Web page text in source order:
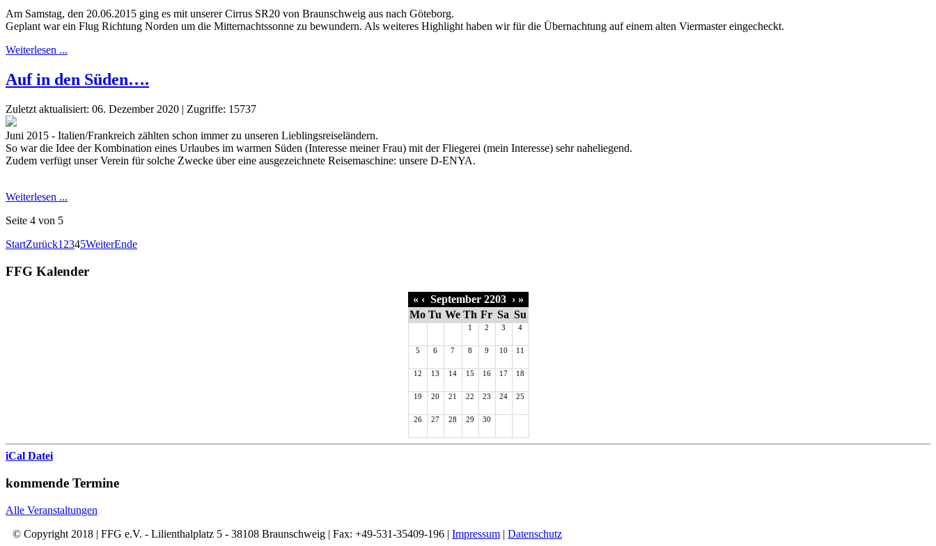
Am Samstag, den 20.06.2015 ging es mit unserer Cirrus SR20 von Braunschweig aus nach Göteborg.
Geplant war ein Flug Richtung Norden um die Mitternachtssonne zu bewundern. Als weiteres Highlight haben wir für die Übernachtung auf einem alten Viermaster eingecheckt.
Weiterlesen ...
Auf in den Süden….
Zuletzt aktualisiert: 06. Dezember 2020 | Zugriffe: 15737
Juni 2015 - Italien/Frankreich zählten schon immer zu unseren Lieblingsreiseländern.
So war die Idee der Kombination eines Urlaubes im warmen Süden (Interesse meiner Frau) mit der Fliegerei (mein Interesse) sehr naheliegend.
Zudem verfügt unser Verein für solche Zwecke über eine ausgezeichnete Reisemaschine: unsere D-ENYA.
Weiterlesen ...
Seite 4 von 5
StartZurück1 2345WeiterEnde
FFG Kalender
« ‹September 2203 › »
Mo Tu We Th Fr Sa Su
1 2 3 4
5 6 7 8 9 10 11
12 13 14 15 16 17 18
19 20 21 22 23 24 25
26 27 28 29 30
iCal Datei
kommende Termine
Alle Veranstaltungen
© Copyright 2018 | FFG e.V. - Lilienthalplatz 5 - 38108 Braunschweig | Fax: +49-531-35409-196 | Impressum | Datenschutz